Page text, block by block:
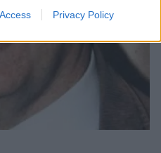
Privacy Policy